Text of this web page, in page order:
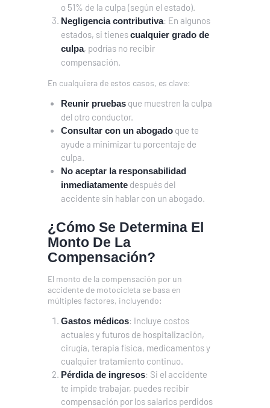
o 51% de la culpa (según el estado).
Negligencia contributiva: En algunos
estados, si tienescualquier grado de
culpa, podrías no recibir
compensación.
En cualquiera de estos casos, es clave:
Reunir pruebas que muestren la culpa
del otro conductor.
Consultar con un abogado que te
ayude a minimizar tu porcentaje de
culpa.
No aceptar la responsabilidad
inmediatamente después del
accidente sin hablar con un abogado.
¿Cómo Se Determina El
Monto De La
Compensación?
El monto de la compensación por un
accidente de motocicleta se basa en
múltiples factores, incluyendo:
Gastos médicos: Incluye costos
actuales y futuros de hospitalización,
cirugía, terapia física, medicamentos y
cualquier tratamiento continuo.
Pérdida de ingresos: Si el accidente
te impide trabajar, puedes recibir
compensación por los salarios perdidos